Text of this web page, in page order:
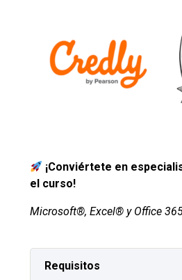
¡Conviértete en
el curso!
Microsoft®, Excel® y Office
Requisitos